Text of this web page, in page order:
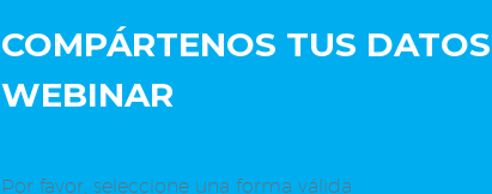
COMPÁRTENOS TUS
WEBINAR
Por favor, seleccione una forma válida